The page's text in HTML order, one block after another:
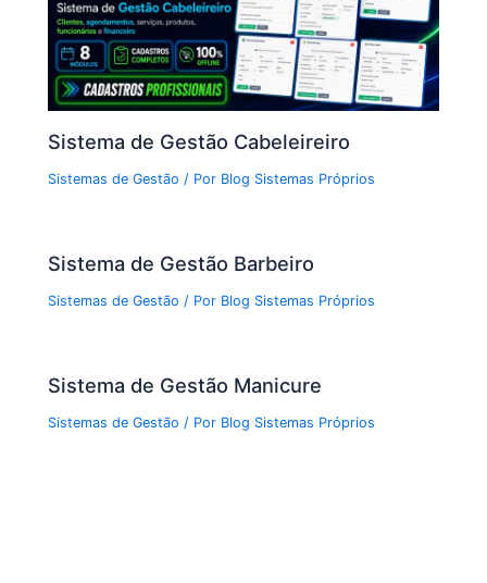
Sistema de Gestão Cabeleireiro
Sistemas de Gestão / Por Blog Sistemas Próprios
Sistema de Gestão Barbeiro
Sistemas de Gestão / Por Blog Sistemas Próprios
Sistema de Gestão Manicure
Sistemas de Gestão / Por Blog Sistemas Próprios